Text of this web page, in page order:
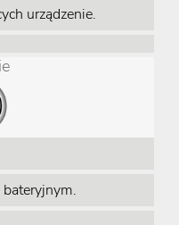
urządzenie.
bateryjnym.